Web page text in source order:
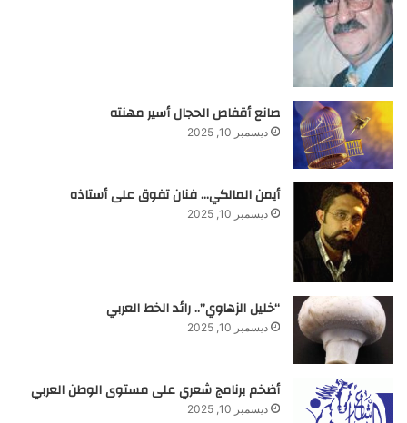
صانع أقفاص الحجال أسير مهنته
ديسمبر 10, 2025
أيمن المالكي… فنان تفوق على أستاذه
ديسمبر 10, 2025
“خليل الزهاوي”.. رائد الخط العربي
ديسمبر 10, 2025
أضخم برنامج شعري على مستوى الوطن العربي
ديسمبر 10, 2025